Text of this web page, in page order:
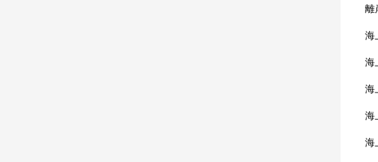
離
海
海
海
海
海